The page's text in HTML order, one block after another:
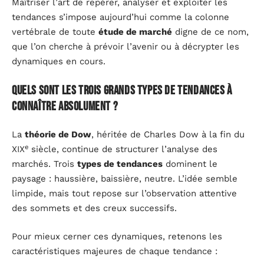
Maîtriser l’art de repérer, analyser et exploiter les
tendances s’impose aujourd’hui comme la colonne
vertébrale de toute étude de marché digne de ce nom,
que l’on cherche à prévoir l’avenir ou à décrypter les
dynamiques en cours.
Quels sont les trois grands types de tendances à
connaître absolument ?
La théorie de Dow, héritée de Charles Dow à la fin du
XIXe siècle, continue de structurer l’analyse des
marchés. Trois types de tendances dominent le
paysage : haussière, baissière, neutre. L’idée semble
limpide, mais tout repose sur l’observation attentive
des sommets et des creux successifs.
Pour mieux cerner ces dynamiques, retenons les
caractéristiques majeures de chaque tendance :